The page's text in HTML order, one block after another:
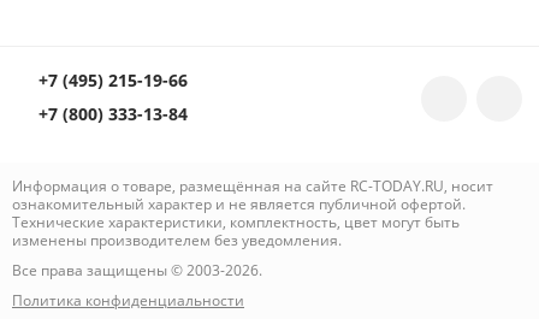
+7 (495) 215-19-66
+7 (800) 333-13-84
Информация о товаре, размещённая на сайте RC-TODAY.RU, носит
ознакомительный характер и не является публичной офертой.
Технические характеристики, комплектность, цвет могут быть
изменены производителем без уведомления.
Все права защищены © 2003-2026.
Политика конфиденциальности